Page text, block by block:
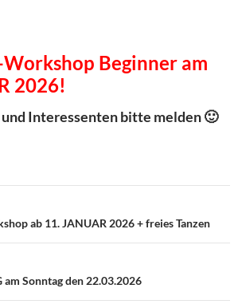
Beginner am
2026!
Interessenten bitte melden 🙂
ab 11. JANUAR 2026 + freies Tanzen
am Sonntag den 22.03.2026